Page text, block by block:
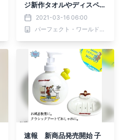
ジ新作タオルやディスペン
サー2021-03-16 06:00
パーフェクト・ワールド株式会社
速報 新商品発売開始 子